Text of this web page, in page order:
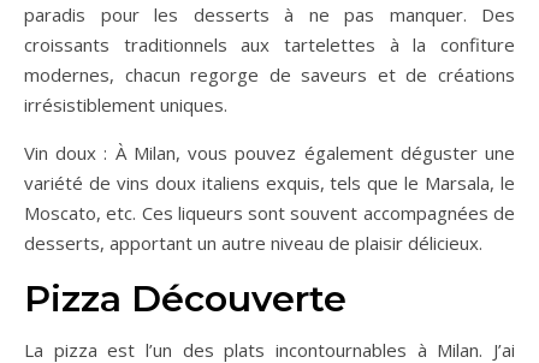
paradis pour les desserts à ne pas manquer. Des
croissants traditionnels aux tartelettes à la confiture
modernes, chacun regorge de saveurs et de créations
irrésistiblement uniques.
Vin doux : À Milan, vous pouvez également déguster une
variété de vins doux italiens exquis, tels que le Marsala, le
Moscato, etc. Ces liqueurs sont souvent accompagnées de
desserts, apportant un autre niveau de plaisir délicieux.
Pizza Découverte
La pizza est l’un des plats incontournables à Milan. J’ai